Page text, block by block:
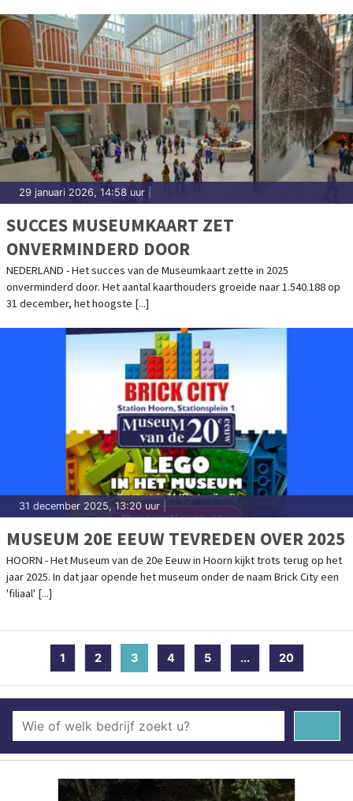
29 januari 2026, 14:58 uur
SUCCES MUSEUMKAART ZET
ONVERMINDERD DOOR
NEDERLAND - Het succes van de Museumkaart zette in 2025
onverminderd door. Het aantal kaarthouders groeide naar 1.540.188 op
31 december, het hoogste [...]
31 december 2025, 13:20 uur
MUSEUM 20E EEUW TEVREDEN OVER 2025
HOORN - Het Museum van de 20e Eeuw in Hoorn kijkt trots terug op het
jaar 2025. In dat jaar opende het museum onder de naam Brick City een
'filiaal' [...]
1 2 3(current)
4 5 ... 20